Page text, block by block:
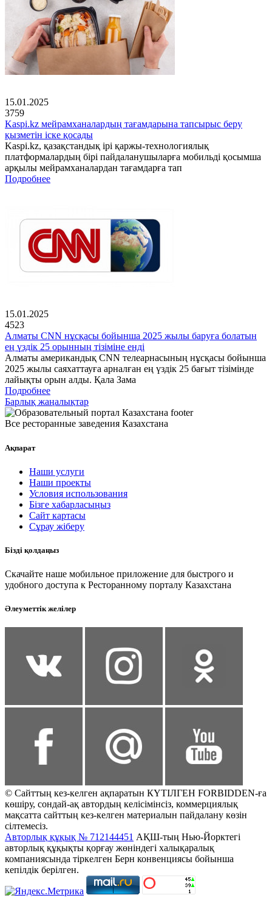
15.01.2025
3759
Kaspi.kz мейрамханалардың тағамдарына тапсырыс беру
қызметін іске қосады
Kaspi.kz, қазақстандық ірі қаржы-технологиялық
платформалардың бірі пайдаланушыларға мобильді қосымша
арқылы мейрамханалардан тағамдарға тап
Подробнее
15.01.2025
4523
Алматы CNN нұсқасы бойынша 2025 жылы баруға болатын
ең үздік 25 орынның тізіміне енді
Алматы американдық CNN телеарнасының нұсқасы бойынша
2025 жылы саяхаттауға арналған ең үздік 25 бағыт тізімінде
лайықты орын алды. Қала Зама
Подробнее
Барлық жаңалықтар
Все ресторанные заведения Казахстана
Ақпарат
Наши услуги
Наши проекты
Условия использования
Бізге хабарласыңыз
Сайт картасы
Сұрау жіберу
Бізді қолдаңыз
Скачайте наше мобильное приложение для быстрого и
удобного доступа к Ресторанному порталу Казахстана
Әлеуметтік желілер
© Сайттың кез-келген ақпаратын КҮТІЛГЕН FORBIDDEN-ға
көшіру, сондай-ақ автордың келісімінсіз, коммерциялық
мақсатта сайттың кез-келген материалын пайдалану көзін
сілтемесіз.
Авторлық құқық № 712144451 АҚШ-тың Нью-Йорктегі
авторлық құқықты қорғау жөніндегі халықаралық
компаниясында тіркелген Берн конвенциясы бойынша
кепілдік берілген.